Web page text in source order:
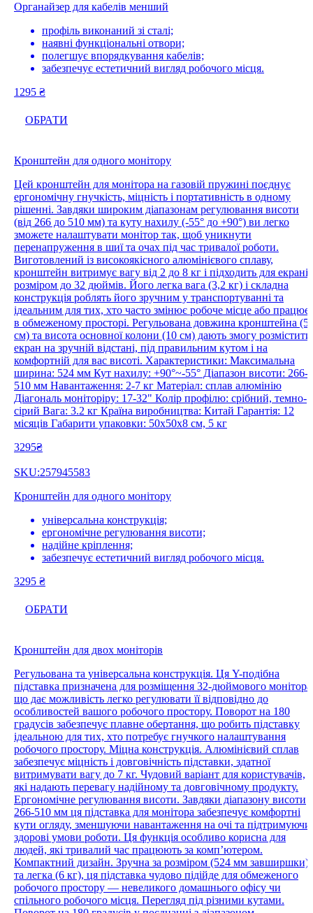
Органайзер для кабелів менший
профіль виконаний зі сталі;
наявні функціональні отвори;
полегшує впорядкування кабелів;
забезпечує естетичний вигляд робочого місця.
1295 ₴
ОБРАТИ
Кронштейн для одного монітору
Цей кронштейн для монітора на газовій пружині поєднує
ергономічну гнучкість, міцність і портативність в одному
рішенні. Завдяки широким діапазонам регулювання висоти
(від 266 до 510 мм) та куту нахилу (-55° до +90°) ви легко
зможете налаштувати монітор так, щоб уникнути
перенапруження в шиї та очах під час тривалої роботи.
Виготовлений із високоякісного алюмінієвого сплаву,
кронштейн витримує вагу від 2 до 8 кг і підходить для екранів
розміром до 32 дюймів. Його легка вага (3,2 кг) і складна
конструкція роблять його зручним у транспортуванні та
ідеальним для тих, хто часто змінює робоче місце або працює
в обмеженому просторі. Регульована довжина кронштейна
см) та висота основної колони (10 см) дають змогу розмістити
екран на зручній відстані, під правильним кутом і на
комфортній для вас висоті. Характеристики: Максимальна
ширина: 524 мм Кут нахилу: +90°~-55° Діапазон висоти: 266-
510 мм Навантаження: 2-7 кг Матеріал: сплав алюмінію
Діагональ моніторіру: 17-32" Колір профілю: срібний, темно-
сірий Вага: 3.2 кг Країна виробництва: Китай Гарантія: 12
місяців Габарити упаковки: 50х50х8 см, 5 кг
3295₴
SKU:257945583
Кронштейн для одного монітору
універсальна конструкція;
ергономічне регулювання висоти;
надійне кріплення;
забезпечує естетичний вигляд робочого місця.
3295 ₴
ОБРАТИ
Кронштейн для двох моніторів
Регульована та універсальна конструкція. Ця Y-подібна
підставка призначена для розміщення 32-дюймового
що дає можливість легко регулювати її відповідно до
особливостей вашого робочого простору. Поворот на 180
градусів забезпечує плавне обертання, що робить підставку
ідеальною для тих, хто потребує гнучкого налаштування
робочого простору. Міцна конструкція. Алюмінієвий сплав
забезпечує міцність і довговічність підставки, здатної
витримувати вагу до 7 кг. Чудовий варіант для користувачів,
які надають перевагу надійному та довговічному продукту.
Ергономічне регулювання висоти. Завдяки діапазону висоти
266-510 мм ця підставка для монітора забезпечує комфортні
кути огляду, зменшуючи навантаження на очі та підтримуючи
здорові умови роботи. Ця функція особливо корисна для
людей, які тривалий час працюють за комп’ютером.
Компактний дизайн. Зручна за розміром (524 мм завширшки)
та легка (6 кг), ця підставка чудово підійде для обмеженого
робочого простору — невеликого домашнього офісу чи
спільного робочого місця. Перегляд під різними кутами.